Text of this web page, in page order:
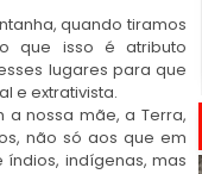
quando tiramos
que isso é atributo
lugares para que
e extrativista.
nossa mãe, a Terra,
não só aos que em
indígenas, mas